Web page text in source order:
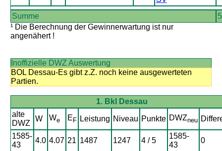
Summe
¹ Die Berechnung der Gewinnerwartung ist nur
angenähert !
Inoffizielle DWZ Auswertung
BOL Dessau-Es gibt z.Z. noch keine ausgewerteten
Partien.
1. Bkl Dessau
alte
DWZ
W We E F Leistung Niveau Punkte DWZneu
1585-
43
4.0 4.07 21 1487 1247 4 / 5
1585-
43
0